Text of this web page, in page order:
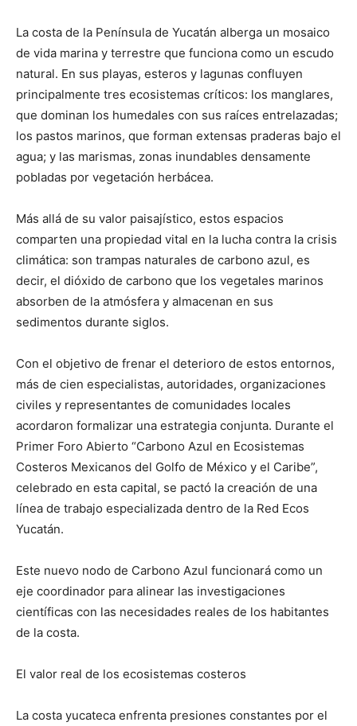
La costa de la Península de Yucatán alberga un mosaico
de vida marina y terrestre que funciona como un escudo
natural. En sus playas, esteros y lagunas confluyen
principalmente tres ecosistemas críticos: los manglares,
que dominan los humedales con sus raíces entrelazadas;
los pastos marinos, que forman extensas praderas bajo el
agua; y las marismas, zonas inundables densamente
pobladas por vegetación herbácea.
Más allá de su valor paisajístico, estos espacios
comparten una propiedad vital en la lucha contra la crisis
climática: son trampas naturales de carbono azul, es
decir, el dióxido de carbono que los vegetales marinos
absorben de la atmósfera y almacenan en sus
sedimentos durante siglos.
Con el objetivo de frenar el deterioro de estos entornos,
más de cien especialistas, autoridades, organizaciones
civiles y representantes de comunidades locales
acordaron formalizar una estrategia conjunta. Durante el
Primer Foro Abierto “Carbono Azul en Ecosistemas
Costeros Mexicanos del Golfo de México y el Caribe”,
celebrado en esta capital, se pactó la creación de una
línea de trabajo especializada dentro de la Red Ecos
Yucatán.
Este nuevo nodo de Carbono Azul funcionará como un
eje coordinador para alinear las investigaciones
científicas con las necesidades reales de los habitantes
de la costa.
El valor real de los ecosistemas costeros
La costa yucateca enfrenta presiones constantes por el